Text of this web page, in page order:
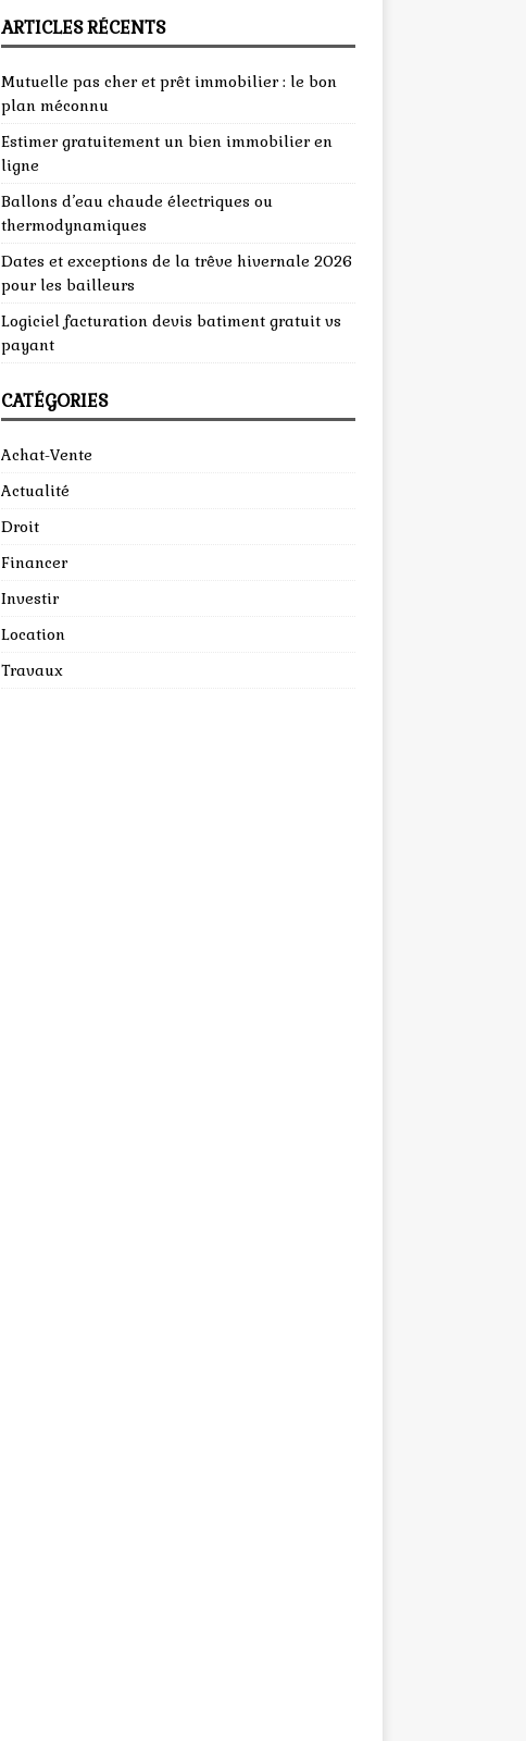
ARTICLES RÉCENTS
Mutuelle pas cher et prêt immobilier : le bon
plan méconnu
Estimer gratuitement un bien immobilier en
ligne
Ballons d’eau chaude électriques ou
thermodynamiques
Dates et exceptions de la trêve hivernale 2026
pour les bailleurs
Logiciel facturation devis batiment gratuit vs
payant
CATÉGORIES
Achat-Vente
Actualité
Droit
Financer
Investir
Location
Travaux